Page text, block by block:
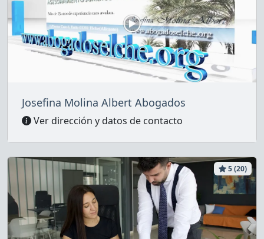
Josefina Molina Albert Abogados
Ver dirección y datos de contacto
5 (20)